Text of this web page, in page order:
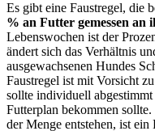
Es gibt eine Faustregel, die
% an Futter gemessen an
Lebenswochen ist der
ändert sich das Verhältnis
ausgewachsenen Hundes
Faustregel ist mit Vorsicht
sollte individuell
Futterplan bekommen
der Menge entstehen, ist